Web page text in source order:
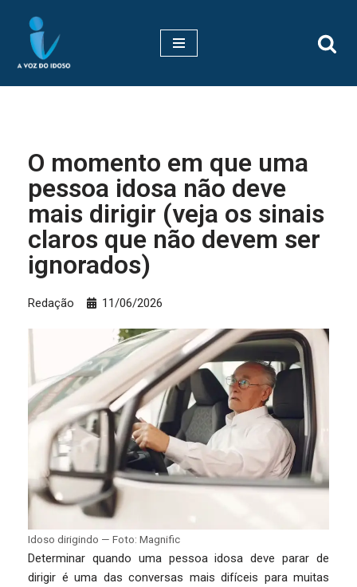
Pular
para
O momento em que uma
pessoa idosa não deve
mais dirigir (veja os sinais
claros que não devem ser
ignorados)
Redação 11/06/2026
Idoso dirigindo — Foto: Magnific
Determinar quando uma pessoa idosa deve parar de
dirigir é uma das conversas mais difíceis para muitas